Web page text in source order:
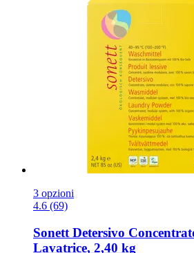
3 opzioni
4.6 (69)
Sonett Detersivo
Lavatrice, 2,40 kg